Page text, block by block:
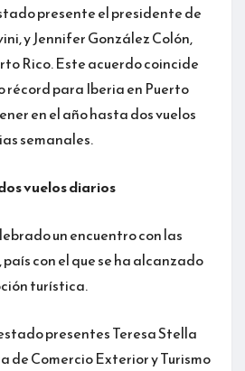
presente el presidente de
y Jennifer González Colón,
Rico. Este acuerdo coincide
récord para Iberia en Puerto
en el año hasta dos vuelos
semanales.
vuelos diarios
un encuentro con las
con el que se ha alcanzado
turística.
presentes Teresa Stella
de Comercio Exterior y Turismo